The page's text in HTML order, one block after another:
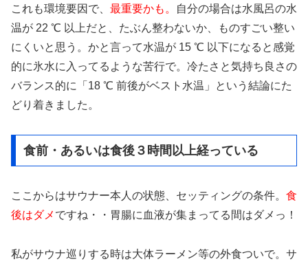
これも環境要因で、 最重要かも。
自分の場合は水風呂の水
温が 22 ℃ 以上だと、たぶん整わないか、ものすごい整い
にくいと思う。かと言って水温が 15 ℃ 以下になると感覚
的に氷水に入ってるような苦行で。冷たさと気持ち良さの
バランス的に「18 ℃ 前後がベスト水温」という結論にた
どり着きました。
食前・あるいは食後３時間以上経っている
ここからはサウナー本人の状態、セッティングの条件。 食
後はダメ ですね・・胃腸に血液が集まってる間はダメっ！
私がサウナ巡りする時は大体ラーメン等の外食ついで。サ